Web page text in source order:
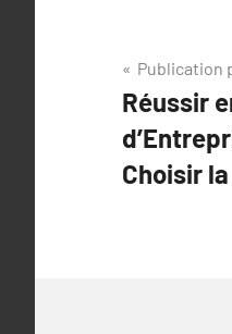
de
l’article
Publication
Réussir
Choisir